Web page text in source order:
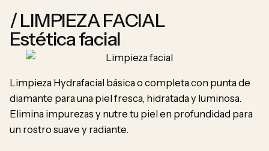
/ LIMPIEZA FACIAL
Estética facial
Limpieza Hydrafacial básica o completa con punta de
diamante para una piel fresca, hidratada y luminosa.
Elimina impurezas y nutre tu piel en profundidad para
un rostro suave y radiante.